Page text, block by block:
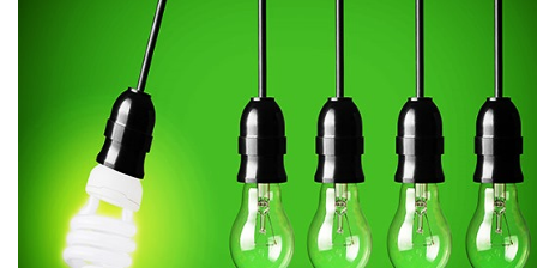
HEALTH&WELLNESS
GREEN TECH
GLOCAL
ECO-EVENTI